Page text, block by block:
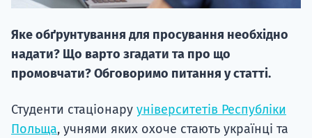
Яке обґрунтування для просування необхідно
надати? Що варто згадати та про що
промовчати? Обговоримо питання у статті.
Студенти стаціонару університетів Республіки
Польща, учнями яких охоче стають українці та